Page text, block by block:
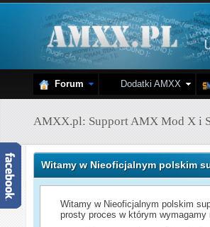
Forum Dodatki AMXX
AMXX.pl: Support AMX Mod X i
Witamy w Nieoficjalnym polskim
Witamy w Nieoficjalnym polskim
prosty proces w którym wymagamy